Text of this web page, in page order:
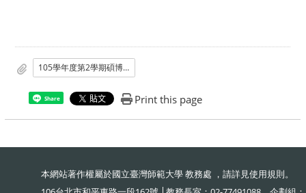
105學年度第2學期碩博士班休學人數統計表
Share Print this page
本網站著作權屬於國立臺灣師範大學 教務處 ，請詳見使用規則。